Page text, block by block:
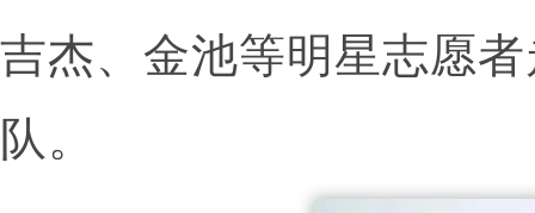
吉杰、金池等明星志愿
队。